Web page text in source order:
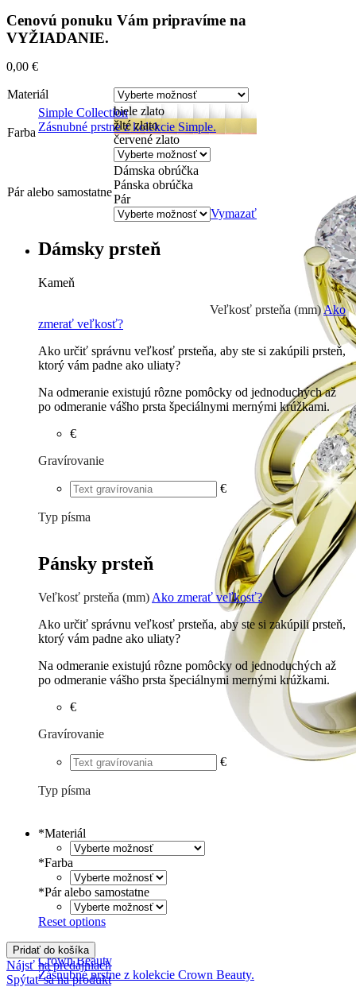
Simple Collection
Zásnubné prstne z kolekcie Simple.
Crown Beauty
Zásnubné prstne z kolekcie Crown Beauty.
Cenovú ponuku Vám pripravíme na
VYŽIADANIE.
0,00 €
Materiál
Farba
biele zlato
žlté zlato
červené zlato
Pár alebo samostatne
Dámska obrúčka
Pánska obrúčka
Pár
Vymazať
Dámsky prsteň
Kameň
Veľkosť prsteňa (mm)Ako
zmerať veľkosť?
Ako určiť správnu veľkosť prsteňa, aby ste si zakúpili prsteň,
ktorý vám padne ako uliaty?
Na odmeranie existujú rôzne pomôcky od jednoduchých až
po odmeranie vášho prsta špeciálnymi mernými krúžkami.
€
Gravírovanie
€
Typ písma
Písané €
Pánsky prsteň
Veľkosť prsteňa (mm) Ako zmerať veľkosť?
Ako určiť správnu veľkosť prsteňa, aby ste si zakúpili prsteň,
ktorý vám padne ako uliaty?
Na odmeranie existujú rôzne pomôcky od jednoduchých až
po odmeranie vášho prsta špeciálnymi mernými krúžkami.
€
Gravírovanie
€
Typ písma
*Materiál
*Farba
*Pár alebo samostatne
Reset options
Pridať do košíka
Nájsť na predajniach
Spýtať sa na produkt